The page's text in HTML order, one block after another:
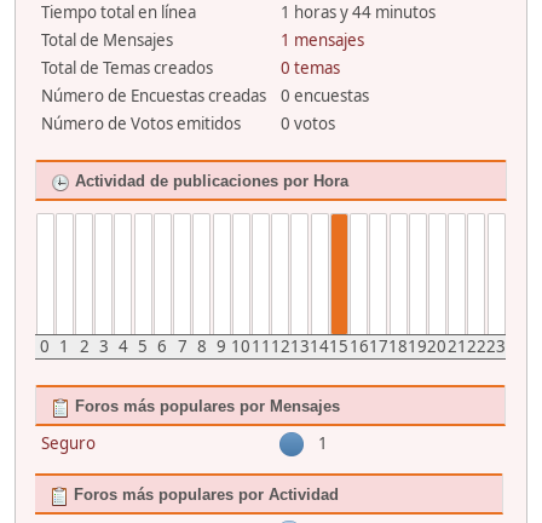
Tiempo total en línea
1 horas y 44 minutos
Total de Mensajes
1 mensajes
Total de Temas creados
0 temas
Número de Encuestas creadas
0 encuestas
Número de Votos emitidos
0 votos
Actividad de publicaciones por Hora
0 1 2 3 4 5 6 7 8 9 1011 121314151617181920212223
Foros más populares por Mensajes
Seguro 1
Foros más populares por Actividad